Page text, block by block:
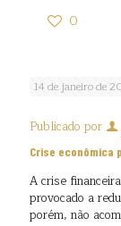
0
14 de janeiro de
Publicado por
Crise econômica
A crise
provocado a
porém, não